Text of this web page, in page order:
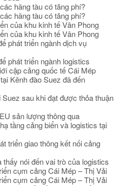
hãng tàu có tăng phí?
hãng tàu có tăng phí?
của khu kinh tế Vân Phong
của khu kinh tế Vân Phong
phát triển ngành dịch vụ
phát triển ngành logistics
cập cảng quốc tế Cái Mép
Kênh đào Suez đã đến
sau khi đạt được thỏa thuận
sản lượng thông qua
tầng cảng biển và logistics tại
triển giao thông kết nối cảng
nói đến vai trò của logistics
cụm cảng Cái Mép – Thị Vải
cụm cảng Cái Mép – Thị Vải